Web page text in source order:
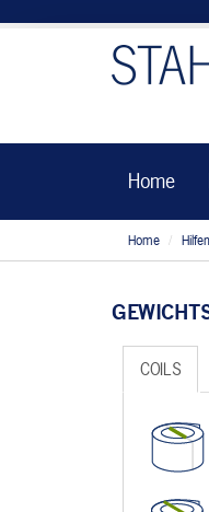
Home
Home
COILS